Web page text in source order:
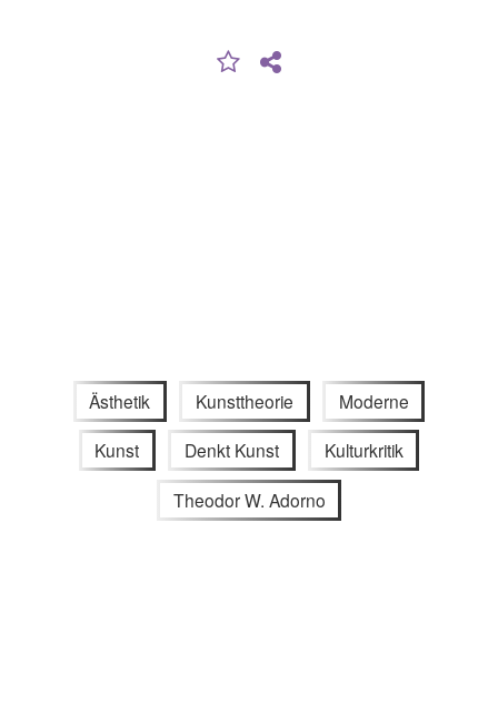
Ästhetik Kunsttheorie Moderne
Kunst Denkt Kunst Kulturkritik
Theodor W. Adorno